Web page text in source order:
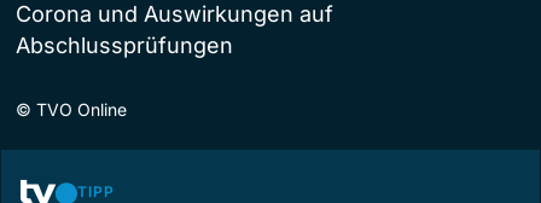
Corona und Auswirkungen auf
Abschlussprüfungen
© TVO Online
TIPP